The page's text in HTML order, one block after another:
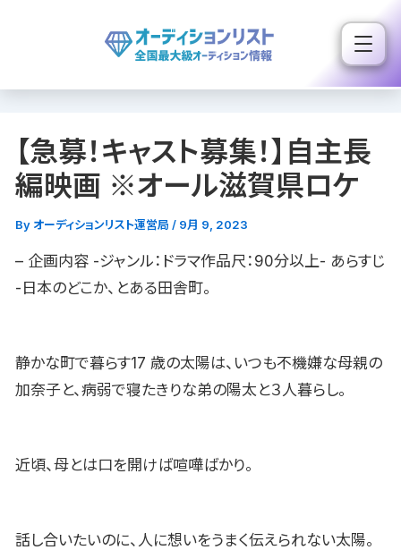
ス
【急募！キャスト募集！】自主長
編映画 ※オール滋賀県ロケ
By オーディションリスト運営局 / 9月 9, 2023
– 企画内容 -ジャンル：ドラマ作品尺：90分以上- あらすじ
-日本のどこか、とある田舎町。
静かな町で暮らす17 歳の太陽は、いつも不機嫌な母親の
加奈子と、病弱で寝たきりな弟の陽太と３人暮らし。
近頃、母とは口を開けば喧嘩ばかり。
話し合いたいのに、人に想いをうまく伝えられない太陽。